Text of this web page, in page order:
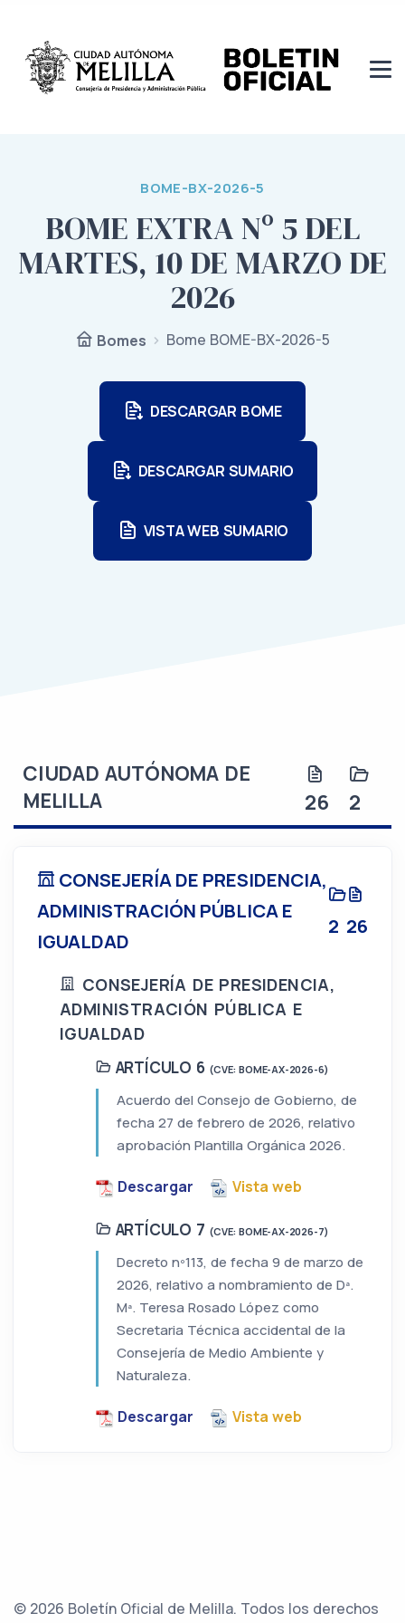
BOME-BX-2026-5
BOME EXTRA Nº 5 DEL
MARTES, 10 DE MARZO DE
2026
Bomes Bome BOME-BX-2026-5
DESCARGAR BOME
DESCARGAR SUMARIO
VISTA WEB SUMARIO
CIUDAD AUTÓNOMA DE
MELILLA
26 2
CONSEJERÍA DE PRESIDENCIA,
ADMINISTRACIÓN PÚBLICA E
IGUALDAD
2 26
CONSEJERÍA DE PRESIDENCIA,
ADMINISTRACIÓN PÚBLICA E
IGUALDAD
ARTÍCULO 6 (CVE: BOME-AX-2026-6)
Acuerdo del Consejo de Gobierno, de
fecha 27 de febrero de 2026, relativo
aprobación Plantilla Orgánica 2026.
Descargar Vista web
ARTÍCULO 7 (CVE: BOME-AX-2026-7)
Decreto nº113, de fecha 9 de marzo de
2026, relativo a nombramiento de Dª.
Mª. Teresa Rosado López como
Secretaria Técnica accidental de la
Consejería de Medio Ambiente y
Naturaleza.
Descargar Vista web
© 2026 Boletín Oficial de Melilla. Todos los derechos